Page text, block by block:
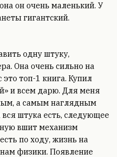
он очень маленький. У
гигантский.
одну штуку,
Она очень сильно на
топ-1 книга. Купил
и всем дарю. Для меня
а самым наглядным
штука есть, следующее
вшит механизм
по ходу, жизнь на
физики. Появление